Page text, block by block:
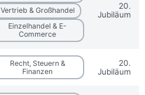
Vertrieb & Großhandel
Einzelhandel & E-
Commerce
20.
Jubiläum
Recht, Steuern &
Finanzen
20.
Jubiläum